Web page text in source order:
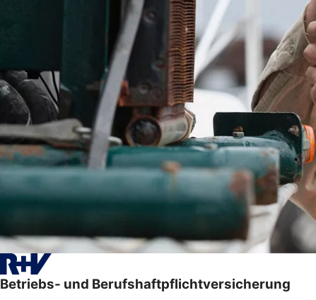
Betriebs- und Berufshaftpflichtversicherung